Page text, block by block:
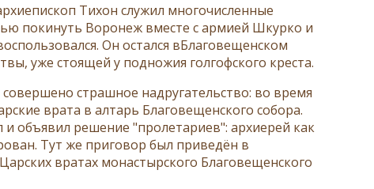
Тихон служил многочисленные
покинуть Воронеж вместе с армией Шкурко и
Он остался вБлаговещенском
уже стоящей у подножия голгофского креста.
страшное надругательство: во время
врата в алтарь Благовещенского собора.
и объявил решение "пролетариев": архиерей как
Тут же приговор был приведён в
вратах монастырского Благовещенского